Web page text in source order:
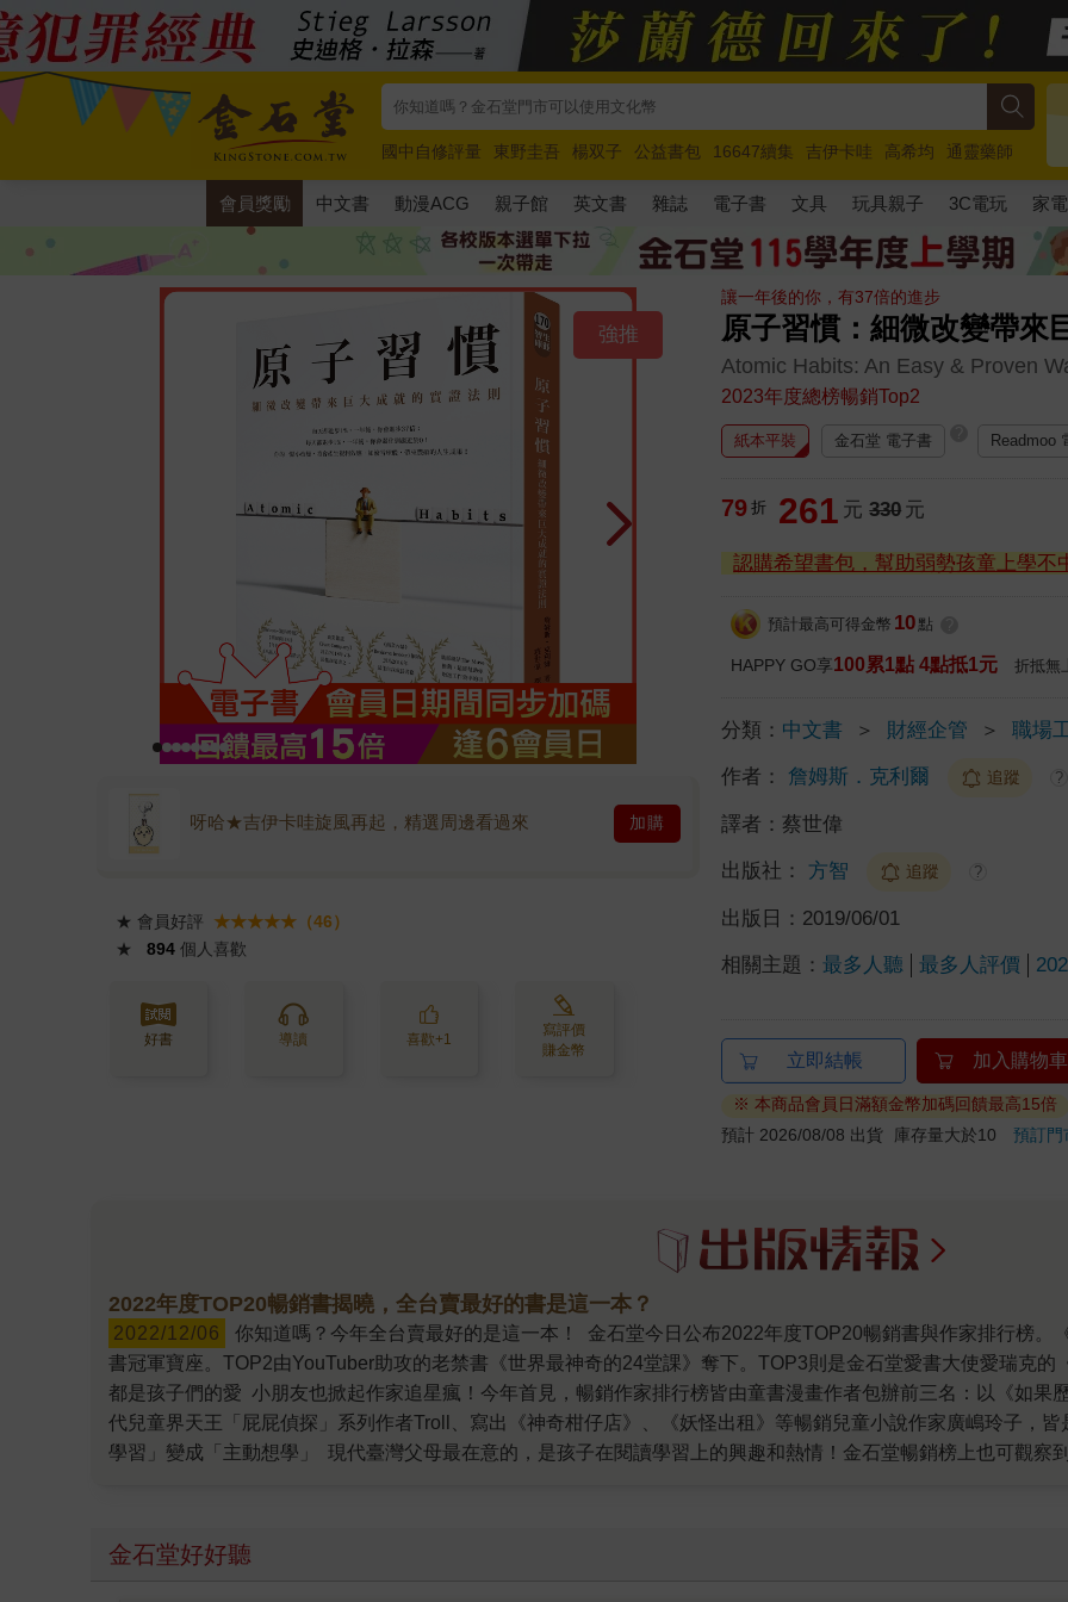
國中自修評量 東野圭吾 楊双子 公益書包 16647續集 吉伊卡哇 高希均
通靈藥師
唯紅花綻放
奧德賽 路邊攤新作 馬斯克 玩具總動員5 超慢跑
會員獎勵 中文書 動漫ACG 親子館 英文書 雜誌 電子書 文具 玩具親子 3C電玩 家電
讓一年後的你，有37倍的進步
原子習慣：細微改變帶來
Atomic Habits: An Easy & Proven
2023年度總榜暢銷Top2
強推
呀哈★吉伊卡哇旋風再起，精選周邊看過來 加購
★ 會員好評
★★★★★（46）
★
894 個人喜歡
好書 導讀 喜歡+1
寫評價
賺金幣
紙本平裝 金石堂 電子書 Readmoo
79 折 261 元 330 元
認購希望書包，幫助弱勢孩童上學不
預計最高可得金幣 10 點
HAPPY GO享100累1點 4點抵1元 折抵無
分類： 中文書 ＞ 財經企管 ＞ 職場
作者： 詹姆斯．克利爾 追蹤 ?
譯者： 蔡世偉
出版社： 方智 追蹤 ?
出版日： 2019/06/01
相關主題：最多人聽 最多人評價
立即結帳 加入購物車
※ 本商品會員日滿額金幣加碼回饋最高15倍
預計 2026/08/08 出貨
庫存量大於10預訂門
2022年度TOP20暢銷書揭曉，全台賣最好的書是這一本？
2022/12/06
你知道嗎？今年全台賣最好的是這一本！ 金石堂今日公布2022年度TOP20暢銷書與作家排行榜。《原子習慣》創紀錄，連續二年強勢穩坐TOP1暢銷
書冠軍寶座。TOP2由YouTuber助攻的老禁書《世界最神奇的24堂課》奪下。TOP3則是金石堂愛書大使愛瑞克
都是孩子們的愛 小朋友也掀起作家追星瘋！今年首見，暢銷作家排行榜皆由童書漫畫作者包辦前三名：以《如果
代兒童界天王「屁屁偵探」系列作者Troll、寫出《神奇柑仔店》、《妖怪出租》等暢銷兒童小說作家廣嶋玲子，
學習」變成「主動想學」 現代臺灣父母最在意的，是孩子在閱讀學習上的興趣和熱情！金石堂暢銷榜上也可觀
另一端，華文作家晨羽、黃山料、九把刀的愛情小說內，青澀愛戀與悸動，讓心再次怦然跳動；崛起中的韓國翻
臨夢境百貨》、正視人與人之間溫暖情感的年底黑馬《不便利的便利店》，皆是備受大眾讀者喜愛的翻譯文學作
金石堂好好聽